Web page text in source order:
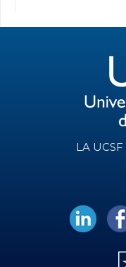
LA UCSF